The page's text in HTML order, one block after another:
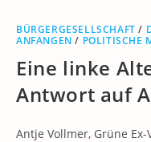
BÜRGERGESELLSCHAFT /
ANFANGEN / POLITISCHE
Eine linke
Antwort auf
Antje Vollmer, Grüne